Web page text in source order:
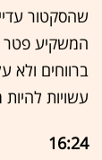
שהסקטור
המשקיע פטר
ברווחים ולא
עשויות
16:24